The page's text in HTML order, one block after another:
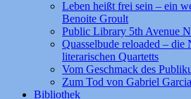
Leben heißt frei sein – ein
Benoite Groult
Public Library 5th Avenue
Quasselbude reloaded – die
literarischen Quartetts
Vom Geschmack des
Zum Tod von Gabriel
Bibliothek